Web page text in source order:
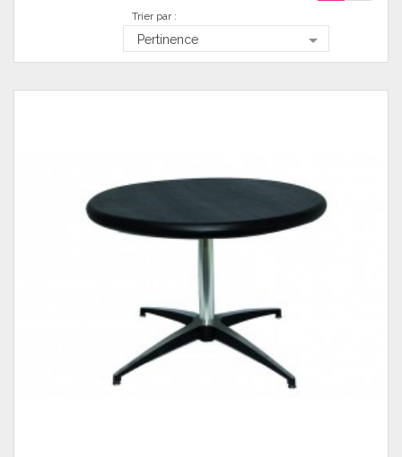
Trier par :
Pertinence 